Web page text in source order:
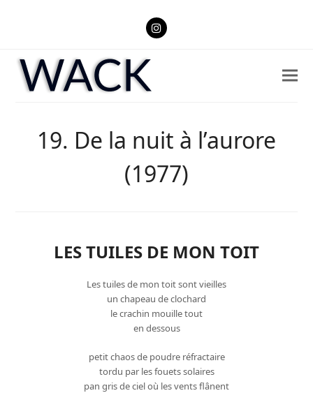
Instagram
19. De la nuit à l’aurore
(1977)
LES TUILES DE MON TOIT
Les tuiles de mon toit sont vieilles
un chapeau de clochard
le crachin mouille tout
en dessous
petit chaos de poudre réfractaire
tordu par les fouets solaires
pan gris de ciel où les vents flânent